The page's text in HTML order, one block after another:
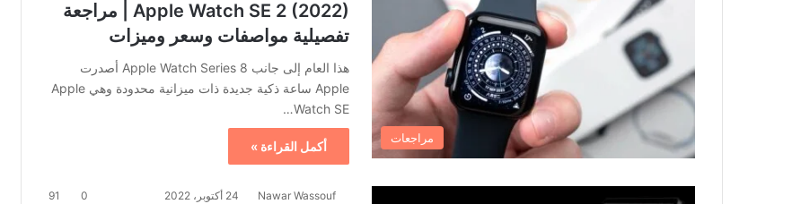
مراجعات
Apple Watch SE 2 (2022) | مراجعة
تفصيلية مواصفات وسعر وميزات
هذا العام إلى جانب Apple Watch Series 8 أصدرت
Apple ساعة ذكية جديدة ذات ميزانية محدودة وهي Apple
Watch SE…
أكمل القراءة »
Nawar Wassouf 24 أكتوبر، 2022 0
91